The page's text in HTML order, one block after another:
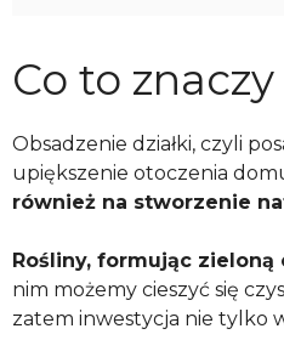
Co to
Obsadzenie działki, czyli
upiększenie otoczenia
również na stworzenie
Rośliny, formując zieloną
nim możemy cieszyć się
zatem inwestycja nie tylko